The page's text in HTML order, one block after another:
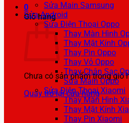
0
Giỏ hàng
Chưa có sản phẩm trong giỏ
Quay trở lại cửa hàng
Sửa Main Samsung
Sửa Android
Sửa Điện Thoại Oppo
Thay Màn Hình
Thay Mặt Kính
Thay Pin Oppo
Thay Vỏ Oppo
Thay Chân Sạc
Sửa Main Oppo
Sửa Điện Thoại Xiaomi
Thay Màn Hình
Thay Mặt Kính
Thay Pin Xiaomi